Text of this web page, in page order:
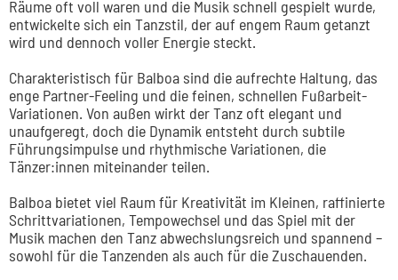
Räume oft voll waren und die Musik schnell gespielt wurde,
entwickelte sich ein Tanzstil, der auf engem Raum getanzt
wird und dennoch voller Energie steckt.
Charakteristisch für Balboa sind die aufrechte Haltung, das
enge Partner-Feeling und die feinen, schnellen Fußarbeit-
Variationen. Von außen wirkt der Tanz oft elegant und
unaufgeregt, doch die Dynamik entsteht durch subtile
Führungsimpulse und rhythmische Variationen, die
Tänzer:innen miteinander teilen.
Balboa bietet viel Raum für Kreativität im Kleinen, raffinierte
Schrittvariationen, Tempowechsel und das Spiel mit der
Musik machen den Tanz abwechslungsreich und spannend –
sowohl für die Tanzenden als auch für die Zuschauenden.